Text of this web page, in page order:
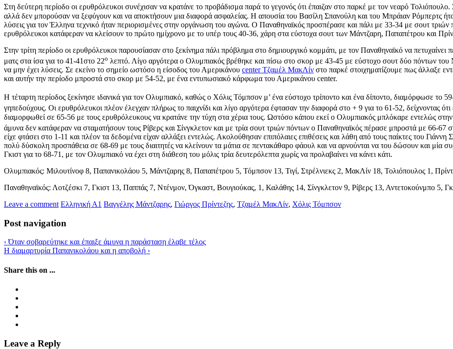
Στη δεύτερη περίοδο οι ερυθρόλευκοι συνέχισαν να κρατάνε το προβάδισμα παρά το γεγονός ότι έπαιζαν στο παρκέ με τον νεαρό Τολιόπουλο.
αλλά δεν μπορούσαν να ξεφύγουν και να αποκτήσουν μια διαφορά ασφαλείας. Η απουσία του Βασίλη Σπανούλη και του Μπράιαν Ρόμπερτς
λύσεις για τον Έλληνα τεχνικό ήταν περιορισμένες στην οργάνωση του αγώνα. Ο Παναθηναϊκός προσπέρασε και πάλι με 33-34 με σουτ
ερυθρόλευκοι κατάφεραν να κλείσουν το πρώτο ημίχρονο με το υπέρ τους 40-36, χάρη στα εύστοχα σουτ των Μάντζαρη, Παπαπέτρου και
Στην τρίτη περίοδο οι ερυθρόλευκοι παρουσίασαν στο ξεκίνημα πάλι πρόβλημα στο δημιουργικό κομμάτι, με τον Παναθηναϊκό να
ματς στα ίσα για το 41-41στο 22ο λεπτό. Λίγο αργότερα ο Ολυμπιακός βρέθηκε και πίσω στο σκορ με 43-45 με εύστοχο σουτ δύο πόντων του
να μην έχει λύσεις. Σε εκείνο το σημείο ωστόσο η είσοδος του Αμερικάνου center Τζαμέλ ΜακΛίν στο παρκέ στοιχηματίζουμε πως άλλαξε
και αυτήν την περίοδο μπροστά στο σκορ με 54-52, με ένα εντυπωσιακό κάρφωμα του Αμερικάνου center.
Η τέταρτη περίοδος ξεκίνησε ιδανικά για τον Ολυμπιακό, καθώς ο Χόλις Τόμπσον μ’ ένα εύστοχο τρίποντο και ένα δίποντο, διαμόρφωσε το
γηπεδούχους. Οι ερυθρόλευκοι πλέον έλεγχαν πλήρως το παιχνίδι και λίγο αργότερα έφτασαν την διαφορά στο + 9 για το 61-52, δείχνοντας
διαμορφωθεί σε 65-56 με τους ερυθρόλευκους να κρατάνε την τύχη στα χέρια τους. Ωστόσο κάπου εκεί ο Ολυμπιακός μπλόκαρε εντελώς
άμυνα δεν κατάφεραν να σταματήσουν τους Ρίβερς και Σίνγκλετον και με τρία σουτ τριών πόντων ο Παναθηναϊκός πέρασε μπροστά με 66-67
είχε φτάσει στο 1-11 και πλέον τα δεδομένα είχαν αλλάξει εντελώς. Ακολούθησαν επιπόλαιες επιθέσεις και λάθη από τους παίκτες του
πολύ δύσκολη προσπάθεια σε 68-69 με τους διαιτητές να κλείνουν τα μάτια σε πεντακάθαρο φάουλ και να αρνούνται να του δώσουν και
Γκιστ για το 68-71, με τον Ολυμπιακό να έχει στη διάθεση του μόλις τρία δευτερόλεπτα χωρίς να προλαβαίνει να κάνει κάτι.
Ολυμπιακός: Μιλουτίνοφ 8, Παπανικολάου 5, Μάντζαρης 8, Παπαπέτρου 5, Τόμπσον 13, Τιγί, Στρέλνιεκς 2, ΜακΛίν 18, Τολιόπουλος 1,
Παναθηναϊκός: Λοτζέσκι 7, Γκιστ 13, Παππάς 7, Ντένμον, Όγκαστ, Βουγιούκας, 1, Καλάθης 14, Σίνγκλετον 9, Ρίβερς 13, Αντετοκούνμπο 5,
Leave a comment Ελληνική Α1 Βαγγέλης Μάντζαρης, Γιώργος Πρίντεζης, Τζαμέλ ΜακΛίν, Χόλις Τόμπσον
Post navigation
‹ Όταν σοβαρεύτηκε και έπαιξε άμυνα η παράσταση έλαβε τέλος
Η διαμαρτυρία Παπανικολάου και η αποβολή ›
Share this on ...
Leave a Reply